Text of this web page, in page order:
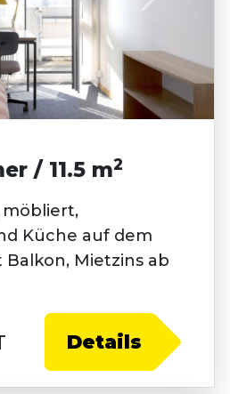
/ 11.5 m2
Küche auf dem
Mietzins ab
Details